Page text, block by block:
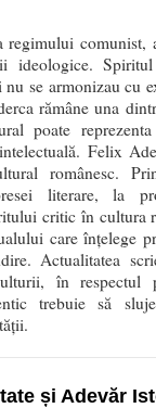
regimului
ideologice.
nu se armonizau cu
rămâne una
poate
Felix
românesc.
literare, la
critic în cultura
care înțelege
Actualitatea
în
trebuie să
și Adevăr